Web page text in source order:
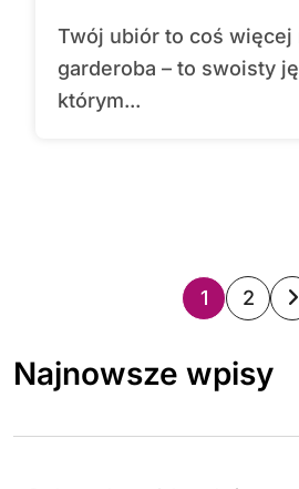
Twój ubiór to coś więcej niż codzienna
garderoba – to swoisty
którym...
S
r
o
1 2
Najnowsze wpisy